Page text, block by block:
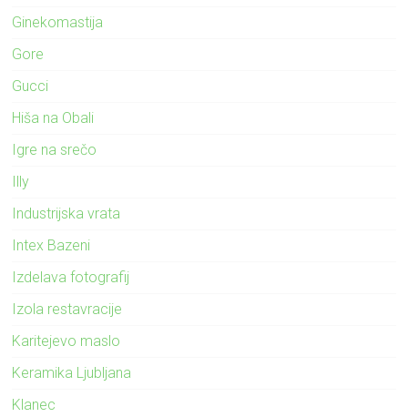
Ginekomastija
Gore
Gucci
Hiša na Obali
Igre na srečo
Illy
Industrijska vrata
Intex Bazeni
Izdelava fotografij
Izola restavracije
Karitejevo maslo
Keramika Ljubljana
Klanec